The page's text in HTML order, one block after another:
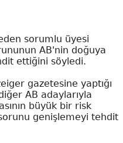
sorumlu üyesi
AB'nin doğuya
ettiğini söyledi.
gazetesine yaptığı
AB adaylarıyla
büyük bir risk
sorunu genişlemeyi tehdit